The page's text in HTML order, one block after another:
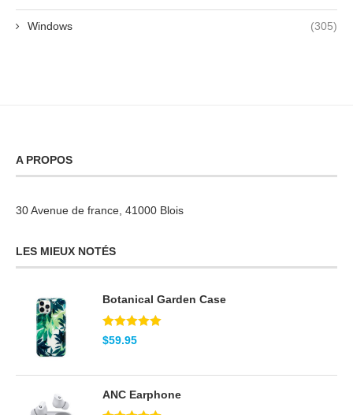
Windows (305)
A PROPOS
30 Avenue de france, 41000 Blois
LES MIEUX NOTÉS
Botanical Garden Case
Note5.00
sur 5
$59.95
ANC Earphone